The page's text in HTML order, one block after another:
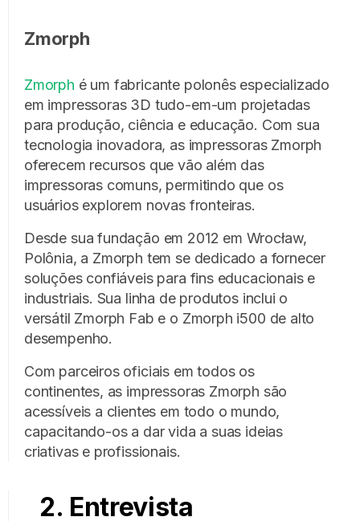
Zmorph
Zmorph é um fabricante polonês especializado
em impressoras 3D tudo-em-um projetadas
para produção, ciência e educação. Com sua
tecnologia inovadora, as impressoras Zmorph
oferecem recursos que vão além das
impressoras comuns, permitindo que os
usuários explorem novas fronteiras.
Desde sua fundação em 2012 em Wrocław,
Polônia, a Zmorph tem se dedicado a fornecer
soluções confiáveis para fins educacionais e
industriais. Sua linha de produtos inclui o
versátil Zmorph Fab e o Zmorph i500 de alto
desempenho.
Com parceiros oficiais em todos os
continentes, as impressoras Zmorph são
acessíveis a clientes em todo o mundo,
capacitando-os a dar vida a suas ideias
criativas e profissionais.
2. Entrevista